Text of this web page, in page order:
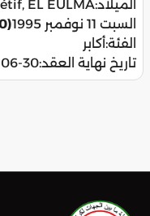
الميلاد:EL EULMA
السبت 11 نوفمبر 1995
(30 سنة)
الفئة:أكابر
تاريخ نهاية العقد:30